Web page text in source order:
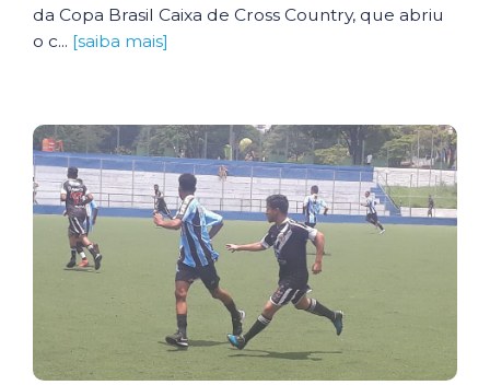
da Copa Brasil Caixa de Cross Country, que abriu
o c... [saiba mais]